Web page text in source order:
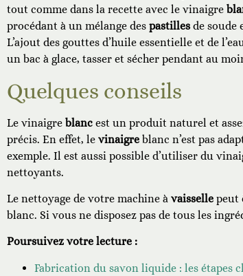
tout comme dans la recette avec le vinaigre
procédant à un mélange des pastilles de soude
L’ajout des gouttes d’huile essentielle et de
un bac à glace, tasser et sécher pendant au
Quelques conseils
Le vinaigre blanc est un produit naturel et
précis. En effet, le vinaigre blanc n’est pas
exemple. Il est aussi possible d’utiliser du
nettoyants.
Le nettoyage de votre machine à vaisselle peut
blanc. Si vous ne disposez pas de tous les
Poursuivez votre lecture :
Fabrication du savon liquide : les étapes